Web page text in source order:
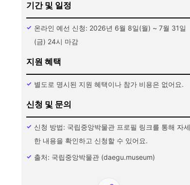
기간 및 일정
온라인 예선 신청: 2026년 6월 8일(월) ~ 7월 31일
(금) 24시 마감
지원 혜택
별도로 명시된 지원 혜택이나 참가 비용은 없어요.
신청 및 문의
신청 방법: 국립중앙박물관 프로필 링크를 통해 자세
한 내용을 확인하고 신청할 수 있어요.
출처: 국립중앙박물관 (daegu.museum)